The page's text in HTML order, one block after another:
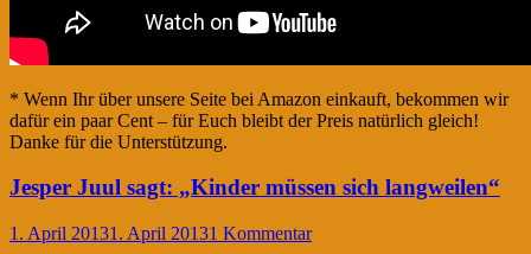
* Wenn Ihr über unsere Seite bei Amazon einkauft, bekommen wir
dafür ein paar Cent – für Euch bleibt der Preis natürlich gleich!
Danke für die Unterstützung.
Jesper Juul sagt: „Kinder müssen sich langweilen“
1. April 20131. April 20131 Kommentar